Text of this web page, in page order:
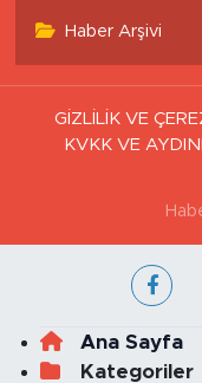
Haber Arşivi
GİZLİLİK VE
KVKK VE
Ana Sayfa
Kategoriler